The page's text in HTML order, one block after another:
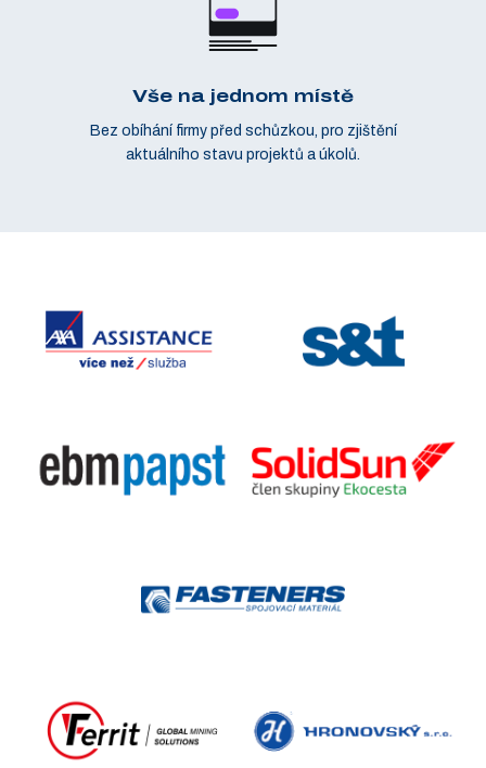
Vše na jednom místě
Bez obíhání firmy před schůzkou, pro zjištění
aktuálního stavu projektů a úkolů.